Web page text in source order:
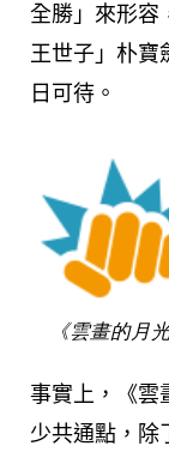
全勝」來形容
王世子」朴寶
日可待。
《雲畫的月
事實上，《雲
少共通點，除